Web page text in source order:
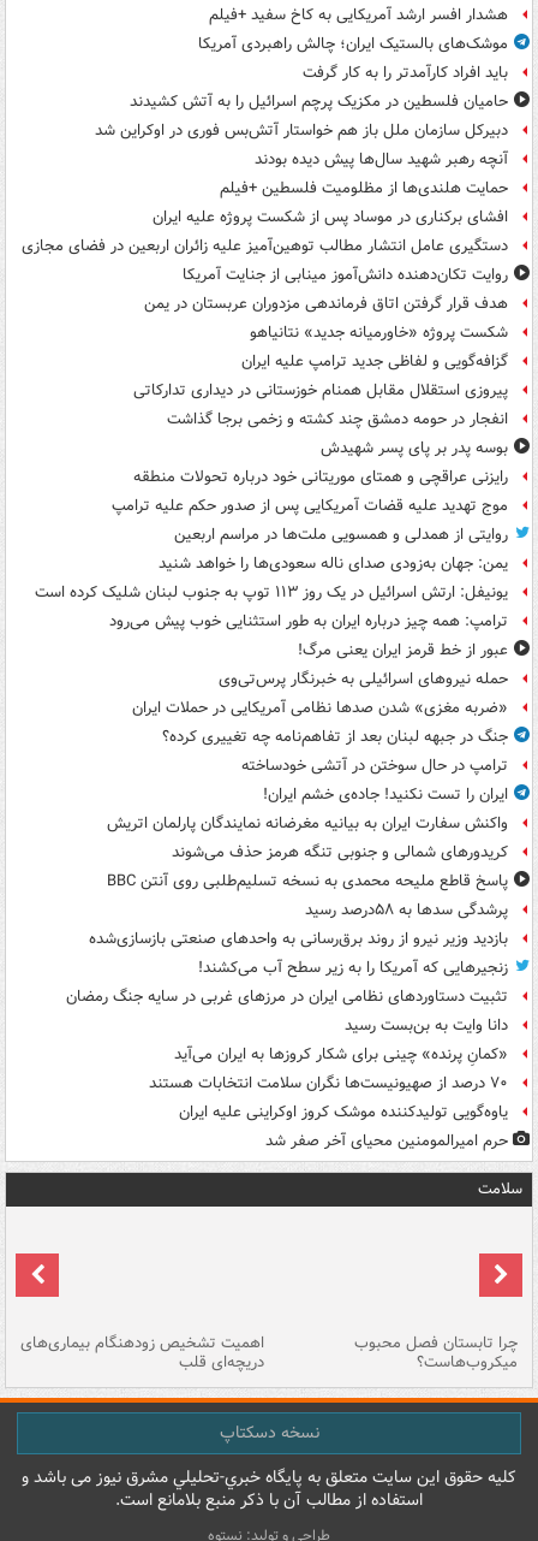
هشدار افسر ارشد آمریکایی به کاخ سفید +فیلم
موشک‌های بالستیک ایران؛ چالش راهبردی آمریکا
باید افراد کارآمدتر را به کار گرفت
حامیان فلسطین در مکزیک پرچم اسرائیل را به آتش کشیدند
دبیرکل سازمان ملل باز هم خواستار آتش‌بس فوری در اوکراین شد
آنچه رهبر شهید سال‌ها پیش دیده بودند
حمایت هلندی‌ها از مظلومیت فلسطین +فیلم
افشای برکناری در موساد پس از شکست پروژه علیه ایران
دستگیری عامل انتشار مطالب توهین‌آمیز علیه زائران اربعین در فضای مجازی
روایت تکان‌دهنده دانش‌آموز مینابی از جنایت آمریکا
هدف قرار گرفتن اتاق‌ فرماندهی مزدوران عربستان در یمن
شکست پروژه «خاورمیانه جدید» نتانیاهو
گزافه‌گویی و لفاظی جدید ترامپ علیه ایران
پیروزی استقلال مقابل همنام خوزستانی در دیداری تدارکاتی
انفجار در حومه دمشق چند کشته و زخمی برجا گذاشت
بوسه‌ پدر بر پای پسر شهیدش
رایزنی عراقچی و همتای موریتانی خود درباره تحولات منطقه
موج تهدید علیه قضات آمریکایی پس از صدور حکم علیه ترامپ
روایتی از همدلی و همسویی ملت‌ها در مراسم اربعین
یمن: جهان به‌زودی صدای ناله سعودی‌ها را خواهد شنید
یونیفل: ارتش اسرائیل در یک روز ۱۱۳ توپ به جنوب لبنان شلیک کرده است
ترامپ: همه چیز درباره ایران به طور استثنایی خوب پیش می‌رود
عبور از خط قرمز ایران یعنی مرگ!
حمله نیروهای اسرائیلی به خبرنگار پرس‌تی‌وی
«ضربه مغزی» شدن صدها نظامی آمریکایی در حملات ایران
جنگ در جبهه لبنان بعد از تفاهم‌نامه چه تغییری کرده؟
ترامپ در حال سوختن در آتشی خودساخته
ایران را تست نکنید! جاده‌ی خشم ایران!
واکنش سفارت ایران به بیانیه مغرضانه نمایندگان پارلمان اتریش
کریدورهای شمالی و جنوبی تنگه هرمز حذف می‌شوند
پاسخ قاطع ملیحه محمدی به نسخه تسلیم‌طلبی روی آنتن BBC
پرشدگی سدها به ۵۸درصد رسید
بازدید وزیر نیرو از روند برق‌رسانی به واحدهای صنعتی بازسازی‌شده
زنجیرهایی که آمریکا را به زیر سطح آب می‌کشند!
تثبیت دستاوردهای نظامی ایران در مرزهای غربی در سایه جنگ رمضان
دانا وایت به بن‌بست رسید
«کمانِ پرنده» چینی برای شکار کروزها به ایران می‌آید
۷۰ درصد از صهیونیست‌ها نگران سلامت انتخابات هستند
یاوه‌گویی تولیدکننده موشک کروز اوکراینی علیه ایران
حرم امیرالمومنین محیای آخر صفر شد
سلامت
چرا تابستان فصل محبوب
میکروب‌هاست؟
اهمیت تشخیص زودهنگام بیماری‌های
دریچه‌ای قلب
نسخه دسکتاپ
کليه حقوق اين سايت متعلق به پایگاه خبري-تحليلي مشرق نيوز می باشد و
استفاده از مطالب آن با ذکر منبع بلامانع است.
طراحی و تولید: نستوه